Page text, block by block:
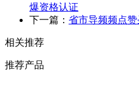
爆资格认证
下一篇： 省市导频频点
相关推荐
推荐产品